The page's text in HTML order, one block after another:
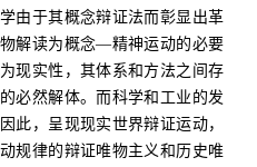
由于其概念辩证法而彰显出革
解读为概念—精神运动的必要
现实性，其体系和方法之间存
必然解体。而科学和工业的发
此，呈现现实世界辩证运动，
规律的辩证唯物主义和历史唯